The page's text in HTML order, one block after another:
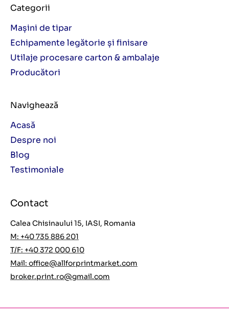
Categorii
Mașini de tipar
Echipamente legătorie și finisare
Utilaje procesare carton & ambalaje
Producători
Navighează
Acasă
Despre noi
Blog
Testimoniale
Contact
Calea Chisinaului 15, IASI, Romania
M: +40 735 886 201
T/F: +40 372 000 610
Mail: office@allforprintmarket.com
broker.print.ro@gmail.com